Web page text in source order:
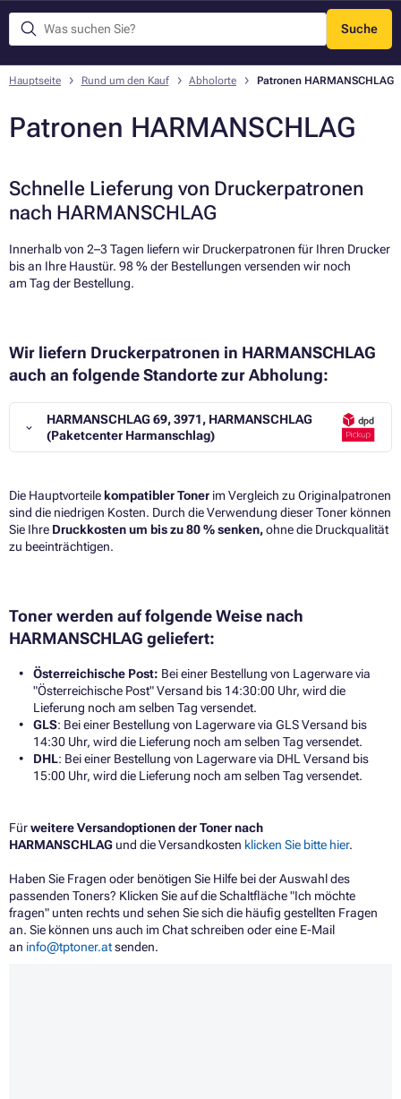
Suche
Menü
Hauptseite Rund um den Kauf Abholorte Patronen HARMANSCHLAG
Patronen HARMANSCHLAG
Schnelle Lieferung von Druckerpatronen
nach HARMANSCHLAG
Innerhalb von 2–3 Tagen liefern wir Druckerpatronen für Ihren Drucker
bis an Ihre Haustür. 98 % der Bestellungen versenden wir noch
am Tag der Bestellung.​
Wir liefern Druckerpatronen in HARMANSCHLAG
auch an folgende Standorte zur Abholung:
HARMANSCHLAG 69, 3971, HARMANSCHLAG
(Paketcenter Harmanschlag)
Die Hauptvorteile kompatibler Toner im Vergleich zu Originalpatronen
sind die niedrigen Kosten. Durch die Verwendung dieser Toner können
Sie Ihre Druckkosten um bis zu 80 % senken,ohne die Druckqualität
zu beeinträchtigen.​
Toner werden auf folgende Weise nach
HARMANSCHLAG geliefert:
Österreichische Post: Bei einer Bestellung von Lagerware via
"Österreichische Post" Versand bis 14:30:00 Uhr, wird die
Lieferung noch am selben Tag versendet.
GLS: Bei einer Bestellung von Lagerware via GLS Versand bis
14:30 Uhr, wird die Lieferung noch am selben Tag versendet.
DHL: Bei einer Bestellung von Lagerware via DHL Versand bis
15:00 Uhr, wird die Lieferung noch am selben Tag versendet.
Fürweitere Versandoptionen der Toner nach
HARMANSCHLAG und die Versandkosten klicken Sie bitte hier.
Haben Sie Fragen oder benötigen Sie Hilfe bei der Auswahl des
passenden Toners? Klicken Sie auf die Schaltfläche "Ich möchte
fragen" unten rechts und sehen Sie sich die häufig gestellten Fragen
an. Sie können uns auch im Chat schreiben oder eine E-Mail
an info@tptoner.atsenden.